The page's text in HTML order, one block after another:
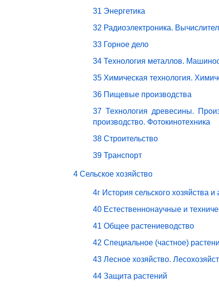
31 Энергетика
32 Радиоэлектроника.
33 Горное дело
34 Технология металлов.
35 Химическая технология.
36 Пищевые производства
37 Технология древесины.
производство. Фотокинотехника
38 Строительство
39 Транспорт
4 Сельское хозяйство
4г История сельского хозяйства
40 Естественнонаучные и
41 Общее растениеводство
42 Специальное (частное)
43 Лесное хозяйство.
44 Защита растений